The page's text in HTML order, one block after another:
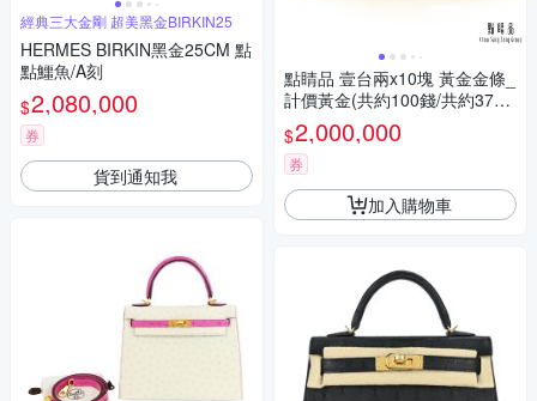
經典三大金剛 超美黑金BIRKIN25
HERMES BIRKIN黑金25CM 點
點鱷魚/A刻
$2,080,000
券
貨到通知我
點睛品 壹台兩x10塊 黃金金條_
計價黃金(共約100錢/共約375
克)
$2,000,000
券
加入購物車